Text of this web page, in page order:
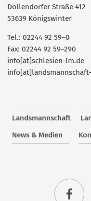
Dollendorfer Straße 412
53639 Königswinter
Tel.: 02244 92 59–0
Fax: 02244 92 59–290
info[at]schlesien-lm.de
Landsmannschaft
News & Medien